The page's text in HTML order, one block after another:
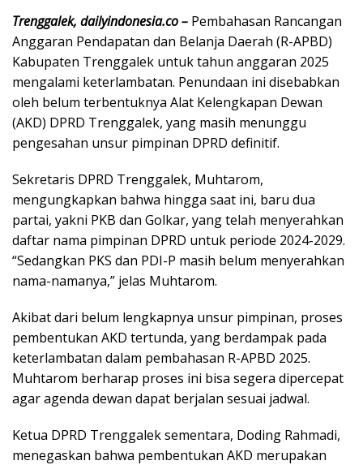
Trenggalek, dailyindonesia.co – Pembahasan Rancangan
Anggaran Pendapatan dan Belanja Daerah (R-APBD)
Kabupaten Trenggalek untuk tahun anggaran 2025
mengalami keterlambatan. Penundaan ini disebabkan
oleh belum terbentuknya Alat Kelengkapan Dewan
(AKD) DPRD Trenggalek, yang masih menunggu
pengesahan unsur pimpinan DPRD definitif.
Sekretaris DPRD Trenggalek, Muhtarom,
mengungkapkan bahwa hingga saat ini, baru dua
partai, yakni PKB dan Golkar, yang telah menyerahkan
daftar nama pimpinan DPRD untuk periode 2024-2029.
“Sedangkan PKS dan PDI-P masih belum menyerahkan
nama-namanya,” jelas Muhtarom.
Akibat dari belum lengkapnya unsur pimpinan, proses
pembentukan AKD tertunda, yang berdampak pada
keterlambatan dalam pembahasan R-APBD 2025.
Muhtarom berharap proses ini bisa segera dipercepat
agar agenda dewan dapat berjalan sesuai jadwal.
Ketua DPRD Trenggalek sementara, Doding Rahmadi,
menegaskan bahwa pembentukan AKD merupakan